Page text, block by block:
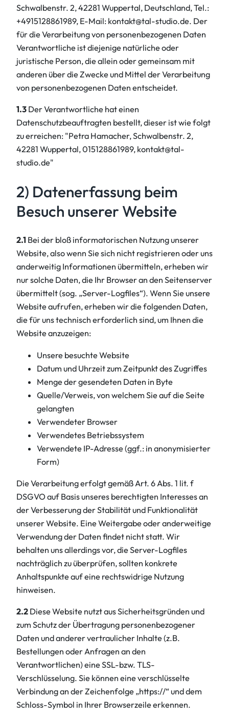
Schwalbenstr. 2, 42281 Wuppertal, Deutschland, Tel.:
+4915128861989, E-Mail: kontakt@tal-studio.de. Der
für die Verarbeitung von personenbezogenen Daten
Verantwortliche ist diejenige natürliche oder
juristische Person, die allein oder gemeinsam mit
anderen über die Zwecke und Mittel der Verarbeitung
von personenbezogenen Daten entscheidet.
1.3 Der Verantwortliche hat einen
Datenschutzbeauftragten bestellt, dieser ist wie folgt
zu erreichen: "Petra Hamacher, Schwalbenstr. 2,
42281 Wuppertal, 015128861989, kontakt@tal-
studio.de"
2) Datenerfassung beim
Besuch unserer Website
2.1 Bei der bloß informatorischen Nutzung unserer
Website, also wenn Sie sich nicht registrieren oder uns
anderweitig Informationen übermitteln, erheben wir
nur solche Daten, die Ihr Browser an den Seitenserver
übermittelt (sog. „Server-Logfiles“). Wenn Sie unsere
Website aufrufen, erheben wir die folgenden Daten,
die für uns technisch erforderlich sind, um Ihnen die
Website anzuzeigen:
Unsere besuchte Website
Datum und Uhrzeit zum Zeitpunkt des Zugriffes
Menge der gesendeten Daten in Byte
Quelle/Verweis, von welchem Sie auf die Seite
gelangten
Verwendeter Browser
Verwendetes Betriebssystem
Verwendete IP-Adresse (ggf.: in anonymisierter
Form)
Die Verarbeitung erfolgt gemäß Art. 6 Abs. 1 lit. f
DSGVO auf Basis unseres berechtigten Interesses an
der Verbesserung der Stabilität und Funktionalität
unserer Website. Eine Weitergabe oder anderweitige
Verwendung der Daten findet nicht statt. Wir
behalten uns allerdings vor, die Server-Logfiles
nachträglich zu überprüfen, sollten konkrete
Anhaltspunkte auf eine rechtswidrige Nutzung
hinweisen.
2.2 Diese Website nutzt aus Sicherheitsgründen und
zum Schutz der Übertragung personenbezogener
Daten und anderer vertraulicher Inhalte (z.B.
Bestellungen oder Anfragen an den
Verantwortlichen) eine SSL-bzw. TLS-
Verschlüsselung. Sie können eine verschlüsselte
Verbindung an der Zeichenfolge „https://“ und dem
Schloss-Symbol in Ihrer Browserzeile erkennen.